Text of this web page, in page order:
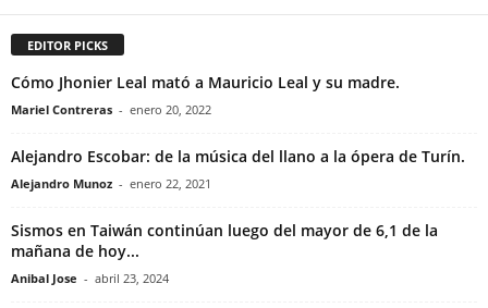
EDITOR PICKS
Cómo Jhonier Leal mató a Mauricio Leal y su madre.
Mariel Contreras - enero 20, 2022
Alejandro Escobar: de la música del llano a la ópera de Turín.
Alejandro Munoz - enero 22, 2021
Sismos en Taiwán continúan luego del mayor de 6,1 de la
mañana de hoy...
Anibal Jose - abril 23, 2024